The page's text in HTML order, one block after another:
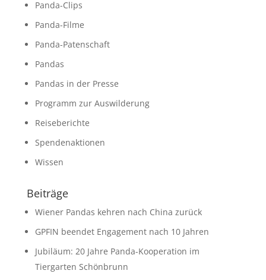
Panda-Clips
Panda-Filme
Panda-Patenschaft
Pandas
Pandas in der Presse
Programm zur Auswilderung
Reiseberichte
Spendenaktionen
Wissen
Beiträge
Wiener Pandas kehren nach China zurück
GPFIN beendet Engagement nach 10 Jahren
Jubiläum: 20 Jahre Panda-Kooperation im
Tiergarten Schönbrunn